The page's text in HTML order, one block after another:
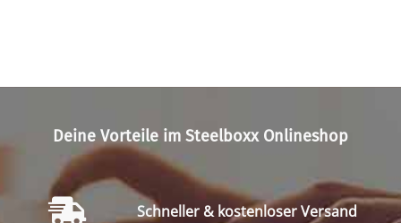
Deine Vorteile im Steelboxx Onlineshop
Schneller & kostenloser Versand